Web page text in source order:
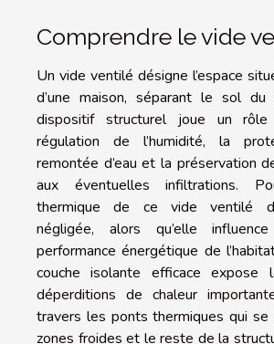
Comprendre le vide
Un vide ventilé désigne l’espace
d’une maison, séparant le sol du
dispositif structurel joue un
régulation de l’humidité, la
remontée d’eau et la préservation
aux éventuelles infiltrations.
thermique de ce vide ventilé
négligée, alors qu’elle
performance énergétique de
couche isolante efficace expose
déperditions de chaleur
travers les ponts thermiques qui
zones froides et le reste de la